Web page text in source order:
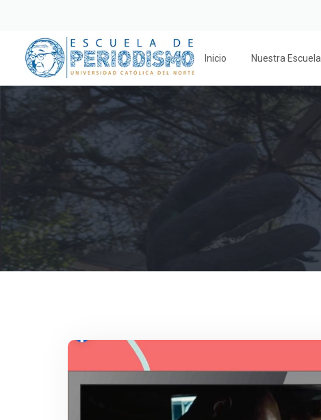
Inicio Nuestra Escuela